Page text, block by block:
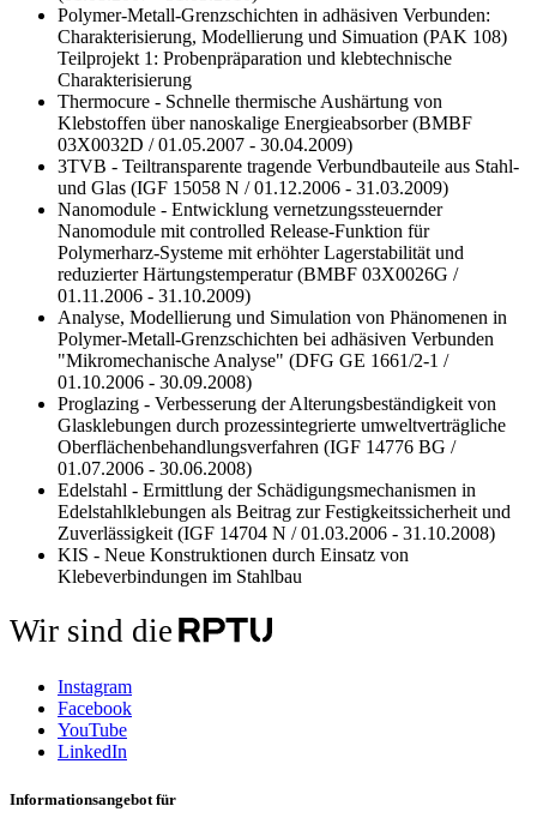
Polymer-Metall-Grenzschichten in adhäsiven Verbunden:
Charakterisierung, Modellierung und Simuation (PAK 108)
Teilprojekt 1: Probenpräparation und klebtechnische
Charakterisierung
Thermocure - Schnelle thermische Aushärtung von
Klebstoffen über nanoskalige Energieabsorber (BMBF
03X0032D / 01.05.2007 - 30.04.2009)
3TVB - Teiltransparente tragende Verbundbauteile aus Stahl-
und Glas (IGF 15058 N / 01.12.2006 - 31.03.2009)
Nanomodule - Entwicklung vernetzungssteuernder
Nanomodule mit controlled Release-Funktion für
Polymerharz-Systeme mit erhöhter Lagerstabilität und
reduzierter Härtungstemperatur (BMBF 03X0026G /
01.11.2006 - 31.10.2009)
Analyse, Modellierung und Simulation von Phänomenen in
Polymer-Metall-Grenzschichten bei adhäsiven Verbunden
"Mikromechanische Analyse" (DFG GE 1661/2-1 /
01.10.2006 - 30.09.2008)
Proglazing - Verbesserung der Alterungsbeständigkeit von
Glasklebungen durch prozessintegrierte umweltverträgliche
Oberflächenbehandlungsverfahren (IGF 14776 BG /
01.07.2006 - 30.06.2008)
Edelstahl - Ermittlung der Schädigungsmechanismen in
Edelstahlklebungen als Beitrag zur Festigkeitssicherheit und
Zuverlässigkeit (IGF 14704 N / 01.03.2006 - 31.10.2008)
KIS - Neue Konstruktionen durch Einsatz von
Klebeverbindungen im Stahlbau
Wir sind die
Instagram
Facebook
YouTube
LinkedIn
Informationsangebot für